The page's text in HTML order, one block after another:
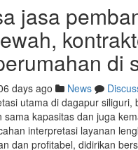
jasa
di
days ago News
utama di dagapur siliguri,
sama kapasitas dan juga
interpretasi layanan
dan profitabel, didirikan